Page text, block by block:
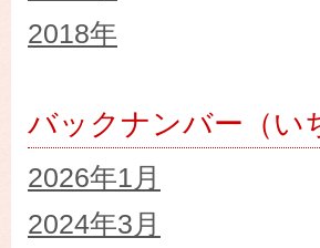
2018年
バックナンバー（い
2026年1月
2024年3月